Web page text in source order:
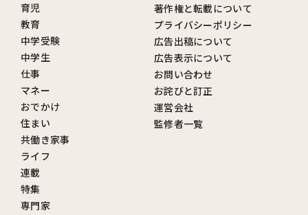
育児
教育
中学受験
中学生
仕事
マネー
おでかけ
住まい
共働き家事
ライフ
連載
特集
専門家
著作権と転載について
プライバシーポリシー
広告出稿について
広告表示について
お問い合わせ
お詫びと訂正
運営会社
監修者一覧